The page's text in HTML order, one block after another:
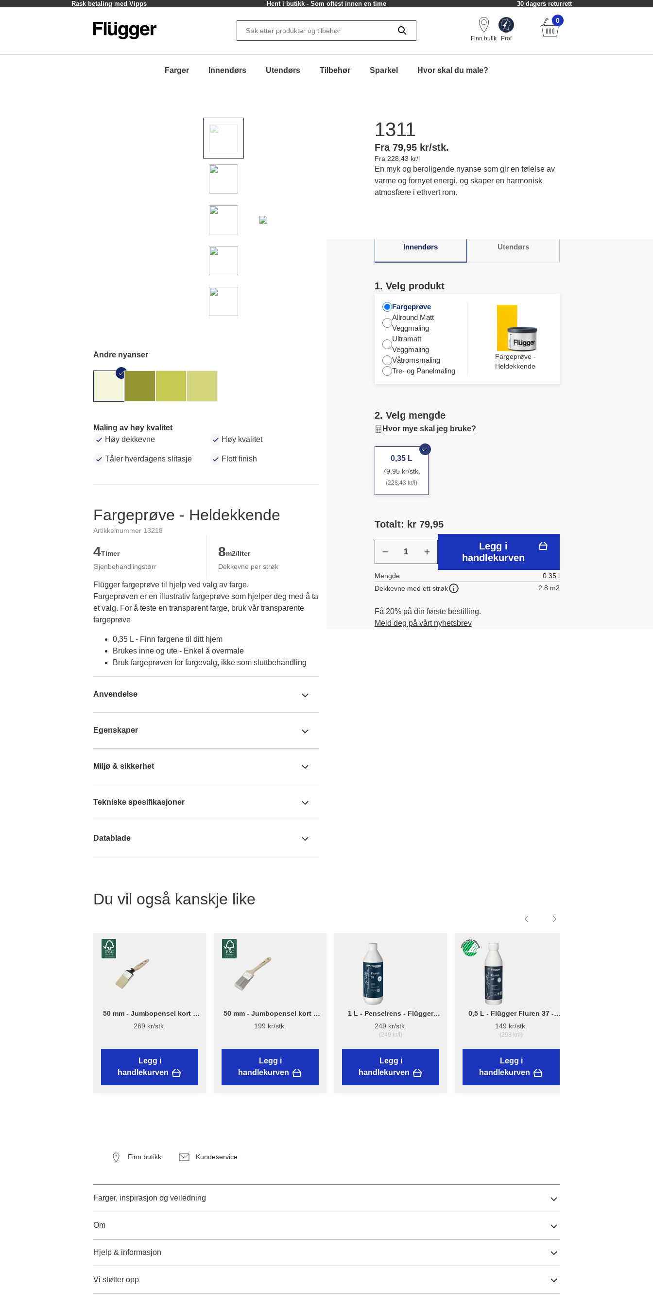
Rask betaling med Vipps Hent i butikk - Som oftest innen en time 30 dagers returrett
Finn butik Prof
0
Farger Innendørs Utendørs Tilbehør Sparkel Hvor skal du male?
Andre nyanser
Maling av høy kvalitet
Høy dekkevne
Høy kvalitet
Tåler hverdagens slitasje Flott finish
Fargeprøve - Heldekkende
Artikkelnummer 13218
4Timer
Gjenbehandlingstørr
8m2/liter
Dekkevne per strøk
Flügger fargeprøve til hjelp ved valg av farge.
Fargeprøven er en illustrativ fargeprøve som hjelper deg med å ta
et valg. For å teste en transparent farge, bruk vår transparente
fargeprøve
0,35 L - Finn fargene til ditt hjem
Brukes inne og ute - Enkel å overmale
Bruk fargeprøven for fargevalg, ikke som sluttbehandling
Anvendelse
Egenskaper
Miljø & sikkerhet
Tekniske spesifikasjoner
Datablade
1311
Fra 79,95 kr/stk.
Fra 228,43 kr/l
En myk og beroligende nyanse som gir en følelse av
varme og fornyet energi, og skaper en harmonisk
atmosfære i ethvert rom.
Innendørs Utendørs
1. Velg produkt
Fargeprøve
Allround Matt
Veggmaling
Ultramatt
Veggmaling
Våtromsmaling
Tre- og Panelmaling
Fargeprøve -
Heldekkende
2. Velg mengde
Hvor mye skal jeg bruke?
0,35 L
79,95 kr/stk.
(228,43 kr/l)
Totalt: kr 79,95
Legg i
handlekurven
Mengde
0.35 l
Dekkevne med ett strøk
2.8 m2
Få 20% på din første bestilling.
Meld deg på vårt nyhetsbrev
Du vil også kanskje like
50 mm - Jumbopensel kort –
Flügger Excellence
269 kr/stk.
Legg i
handlekurven
50 mm - Jumbopensel kort –
Flügger Pro Series
199 kr/stk.
Legg i
handlekurven
1 L - Penselrens - Flügger
Fluren 59
249 kr/stk.
(249 kr/l)
Legg i
handlekurven
0,5 L - Flügger Fluren 37 -
Grunnrengjøring
149 kr/stk.
(298 kr/l)
Legg i
handlekurven
Finn butikk Kundeservice
Farger, inspirasjon og veiledning
Om
Hjelp & informasjon
Vi støtter opp